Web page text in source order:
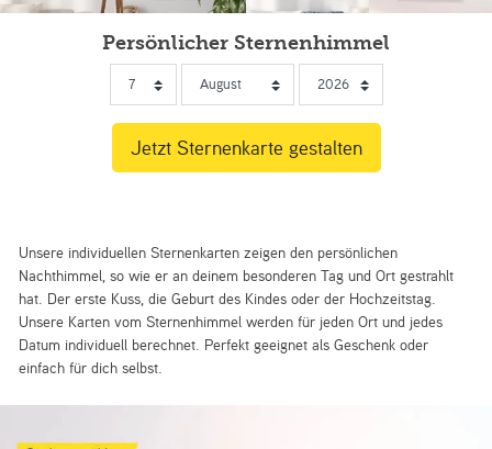
Persönlicher Sternenhimmel
Unsere individuellen Sternenkarten zeigen den persönlichen
Nachthimmel, so wie er an deinem besonderen Tag und Ort gestrahlt
hat. Der erste Kuss, die Geburt des Kindes oder der Hochzeitstag.
Unsere Karten vom Sternenhimmel werden für jeden Ort und jedes
Datum individuell berechnet. Perfekt geeignet als Geschenk oder
einfach für dich selbst.